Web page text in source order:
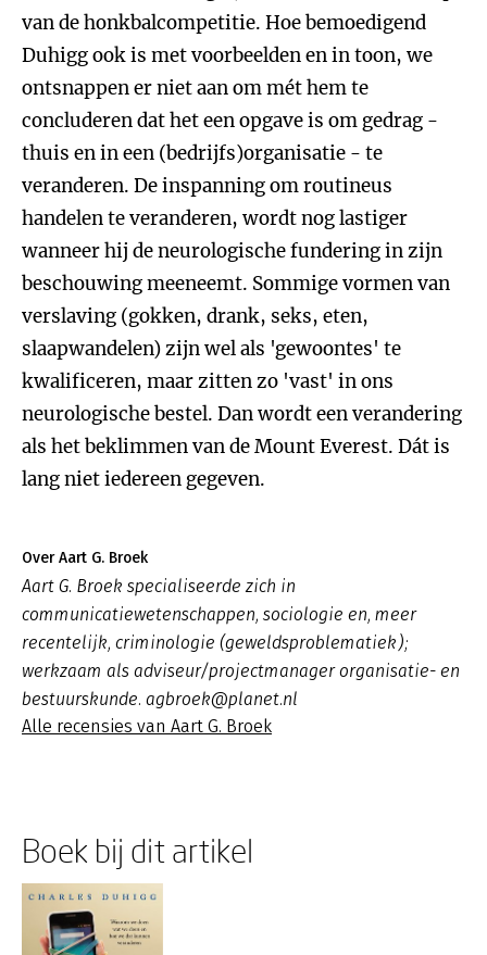
van de honkbalcompetitie. Hoe bemoedigend
Duhigg ook is met voorbeelden en in toon, we
ontsnappen er niet aan om mét hem te
concluderen dat het een opgave is om gedrag -
thuis en in een (bedrijfs)organisatie - te
veranderen. De inspanning om routineus
handelen te veranderen, wordt nog lastiger
wanneer hij de neurologische fundering in zijn
beschouwing meeneemt. Sommige vormen van
verslaving (gokken, drank, seks, eten,
slaapwandelen) zijn wel als 'gewoontes' te
kwalificeren, maar zitten zo 'vast' in ons
neurologische bestel. Dan wordt een verandering
als het beklimmen van de Mount Everest. Dát is
lang niet iedereen gegeven.
Over Aart G. Broek
Aart G. Broek specialiseerde zich in
communicatiewetenschappen, sociologie en, meer
recentelijk, criminologie (geweldsproblematiek);
werkzaam als adviseur/projectmanager organisatie- en
bestuurskunde. agbroek@planet.nl
Alle recensies van Aart G. Broek
Boek bij dit artikel